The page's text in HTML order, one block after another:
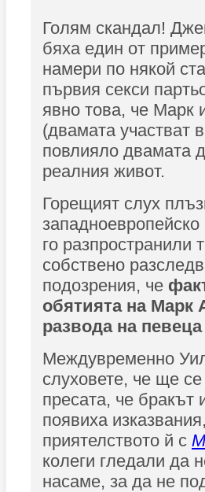
Голям скандал!
бяха един от
намери по някой
първия секси
явно това, че Марк
(двамата участват
повлияло двамата
реалния живот.
Горещият слух
го разпространили
собствено
подозрения, че
обятията на Марк
развода на
Междувременно
слуховете, че ще
пресата, че
появиха
приятелството й с
колеги гледали да
насаме, за да не